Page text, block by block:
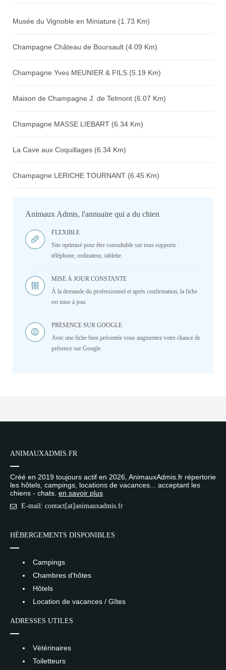
Musée du Vignoble en Miniature (1.73 Km)
Champagne Château de Boursault (4.09 Km)
Champagne Yves MEUNIER & FILS (5.19 Km)
Maison de Champagne J. de Telmont (6.07 Km)
Champagne MASSE LIEBART (6.34 Km)
La Cave aux Coquillages (6.34 Km)
Champagne LERICHE TOURNANT (6.45 Km)
Animaux Admis, l'annuaire qui a du chien
FLEXIBLE
Site optimisé pour être consultable sur tous supports :
téléphone, ordinateur, tablette.
MISE À JOUR CONSTANTE
À la demande du professionnel et après confirmation, la fiche
est mise à jour.
PRÉSENCE SUR GOOGLE
Avec une fiche bien présentée vous augmentez votre chance de
présence sur Google.
ANIMAUXADMIS.FR
Créé en 2019 toujours actif en 2026, AnimauxAdmis.fr répertorie
les hôtels, campings, locations de vacances... acceptant les
chiens - chats. en savoir plus
E-mail: contact[at]animauxadmis.fr
HÉBERGEMENTS DISPONIBLES
Campings
Chambres d'hôtes
Hôtels
Location de vacances / Gîtes
ADRESSES UTILES
Vétérinaires
Toiletteurs